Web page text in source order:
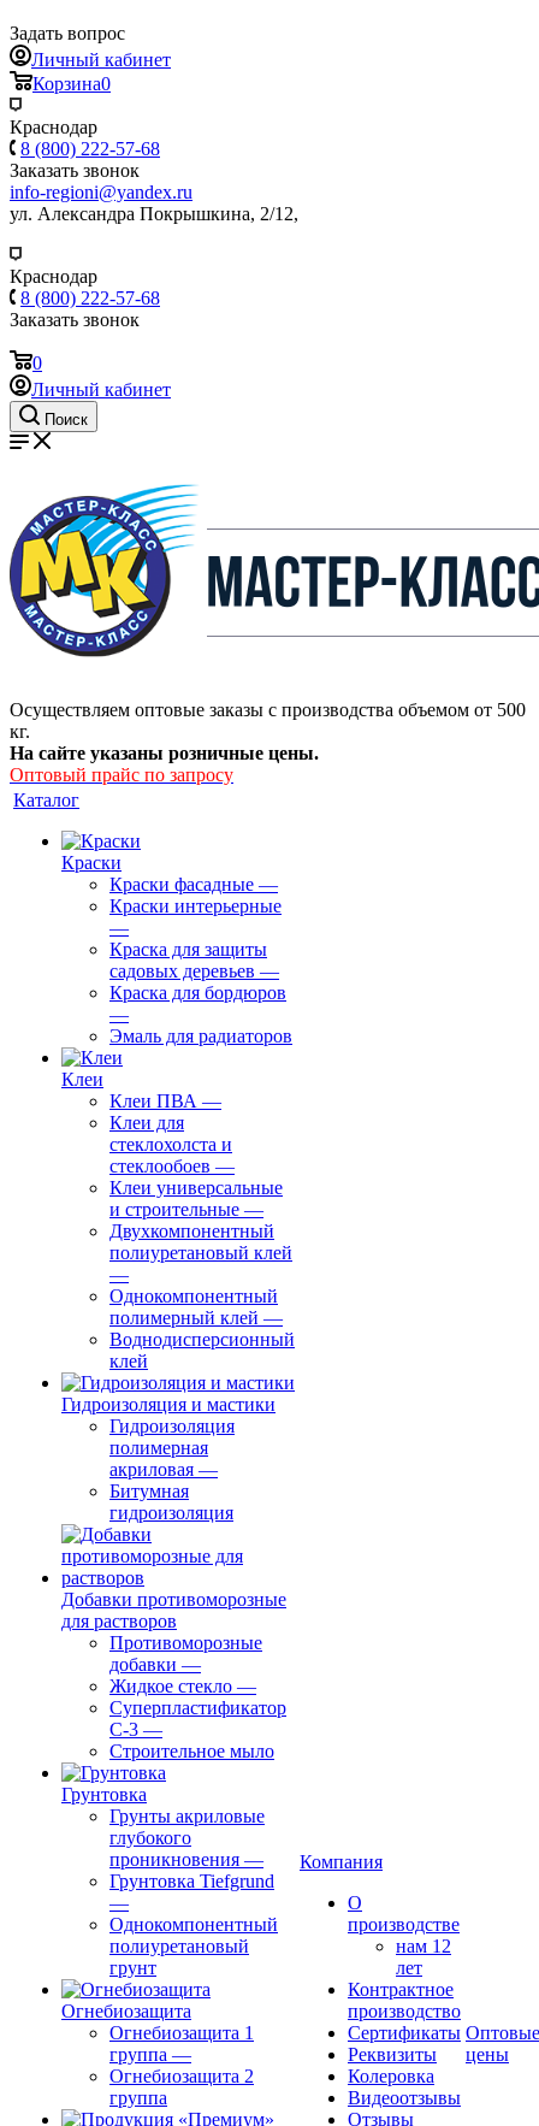
Задать вопрос
Личный кабинет
Корзина0
Краснодар
8 (800) 222-57-68
Заказать звонок
info-regioni@yandex.ru
ул. Александра Покрышкина, 2/12,
Краснодар
8 (800) 222-57-68
Заказать звонок
0
Личный кабинет
Поиск
Осуществляем оптовые заказы с производства объемом от 500
кг.
На сайте указаны розничные цены.
Оптовый прайс по запросу
Каталог
Краски
Краски фасадные —
Краски интерьерные
—
Краска для защиты
садовых деревьев —
⁠Краска для бордюров
—
Эмаль для радиаторов
Клеи
Клеи ПВА —
Клеи для
стеклохолста и
стеклообоев —
Клеи универсальные
и строительные —
Двухкомпонентный
полиуретановый клей
—
Однокомпонентный
полимерный клей —
Воднодисперсионный
клей
Гидроизоляция и мастики
Гидроизоляция
полимерная
акриловая —
Битумная
гидроизоляция
Добавки противоморозные
для растворов
Противоморозные
добавки —
Жидкое стекло —
Суперпластификатор
С-3 —
Строительное мыло
Грунтовка
Грунты акриловые
глубокого
проникновения —
Грунтовка Tiefgrund
—
Однокомпонентный
полиуретановый
грунт
Огнебиозащита
Огнебиозащита 1
группа —
Огнебиозащита 2
группа
Компания
О
производстве
нам 12
лет
Контрактное
производство
Сертификаты
Реквизиты
Колеровка
Видеоотзывы
Отзывы
Оптовые
цены